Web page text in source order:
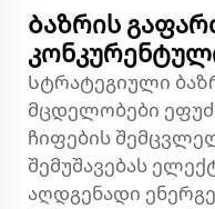
Ბაზრის
Სტრატეგიული
მცდელობები
ჩიფების
შემუშავებას
აღდგენადი